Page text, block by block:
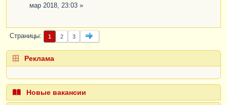
мар 2018, 23:03 »
Страницы 1 2 3
Реклама
Новые вакансии